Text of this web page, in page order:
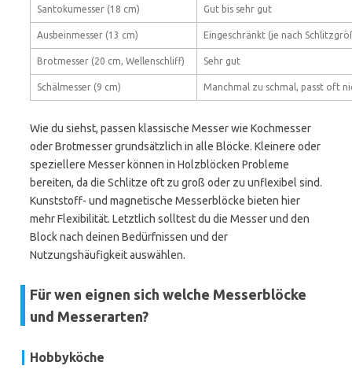
Santokumesser (18 cm) Gut bis sehr gut
Ausbeinmesser (13 cm) Eingeschränkt (je nach
Brotmesser (20 cm, Wellenschliff) Sehr gut
Schälmesser (9 cm) Manchmal zu schmal, passt oft
Wie du siehst, passen klassische Messer wie Kochmesser
oder Brotmesser grundsätzlich in alle Blöcke. Kleinere oder
speziellere Messer können in Holzblöcken Probleme
bereiten, da die Schlitze oft zu groß oder zu unflexibel sind.
Kunststoff- und magnetische Messerblöcke bieten hier
mehr Flexibilität. Letztlich solltest du die Messer und den
Block nach deinen Bedürfnissen und der
Nutzungshäufigkeit auswählen.
Für wen eignen sich welche Messerblöcke
und Messerarten?
Hobbyköche